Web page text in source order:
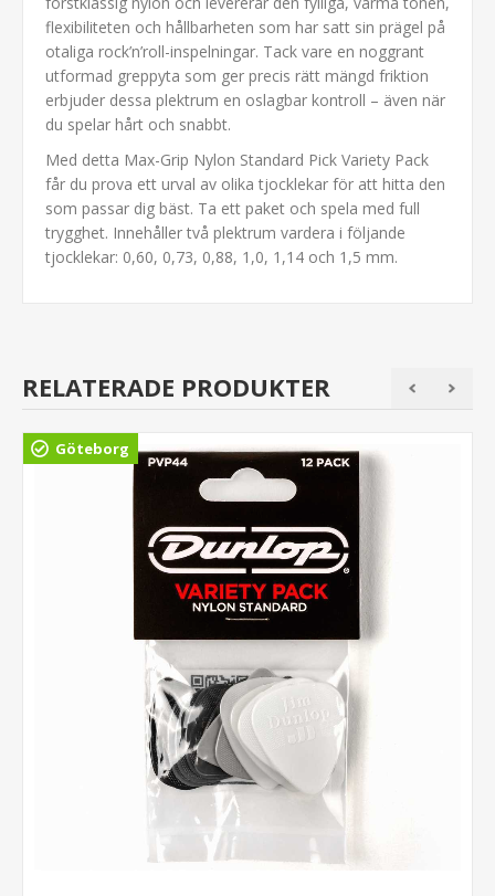
flexibiliteten och hållbarheten som har satt sin prägel på
otaliga rock’n’roll-inspelningar. Tack vare en noggrant
utformad greppyta som ger precis rätt mängd friktion
erbjuder dessa plektrum en oslagbar kontroll – även när
du spelar hårt och snabbt.
Med detta Max-Grip Nylon Standard Pick Variety Pack
får du prova ett urval av olika tjocklekar för att hitta den
som passar dig bäst. Ta ett paket och spela med full
trygghet. Innehåller två plektrum vardera i följande
tjocklekar: 0,60, 0,73, 0,88, 1,0, 1,14 och 1,5 mm.
RELATERADE PRODUKTER
Göteborg